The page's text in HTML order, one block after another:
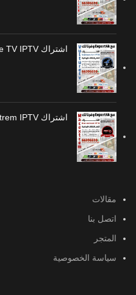
اشتراك Vulture TV IPTV
اشتراك Mac Extrem IPTV
مقالات
اتصل بنا
المتجر
سياسة الخصوصية